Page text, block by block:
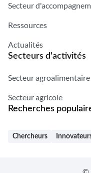
Secteur
Ressources
Actualités
Secteurs d'activités
Secteur agroalimentaire
Secteur agricole
Recherches
Chercheurs